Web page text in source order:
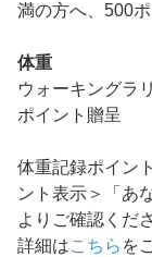
満の方へ、500
体重
ウォーキングラ
ポイント贈呈
体重記録ポイン
ント表示＞「あ
よりご確認くだ
詳細はこちら を